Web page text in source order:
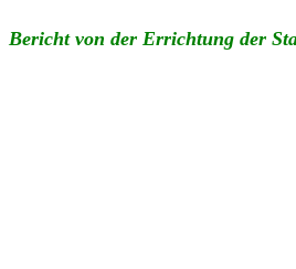
Bericht von der Errichtung der